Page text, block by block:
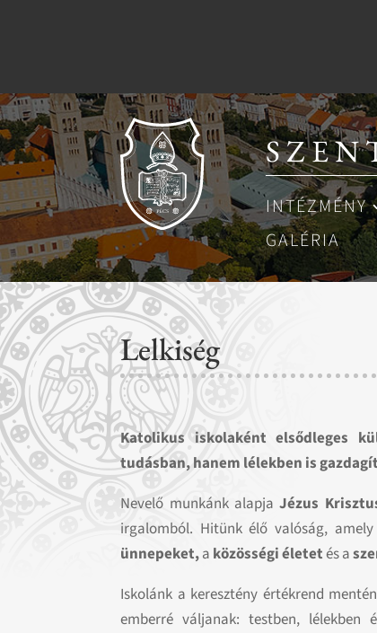
INTÉZMÉNY
GALÉRIA
Lelkiség
Katolikus iskolaként elsődleges
tudásban, hanem lélekben is
Nevelő munkánk alapjaJézus
irgalomból. Hitünk élő valóság,
ünnepeket,a közösségi életetés a
Iskolánk a keresztény értékrend
emberré váljanak: testben, lélekben